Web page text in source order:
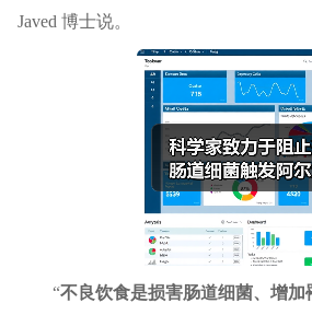
Javed 博士说。
“不良饮食是损害肠道细菌、增加